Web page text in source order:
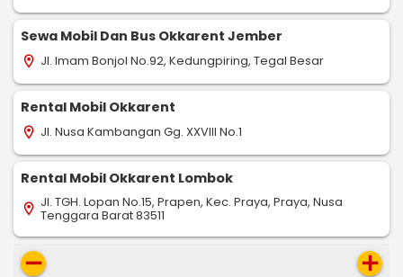
Sewa Mobil Dan Bus Okkarent Jember
location_on Jl. Imam Bonjol No.92, Kedungpiring, Tegal Besar
Rental Mobil Okkarent
location_on Jl. Nusa Kambangan Gg. XXVIII No.1
Rental Mobil Okkarent Lombok
location_on Jl. TGH. Lopan No.15, Prapen, Kec. Praya, Praya, Nusa
Tenggara Barat 83511
remove add